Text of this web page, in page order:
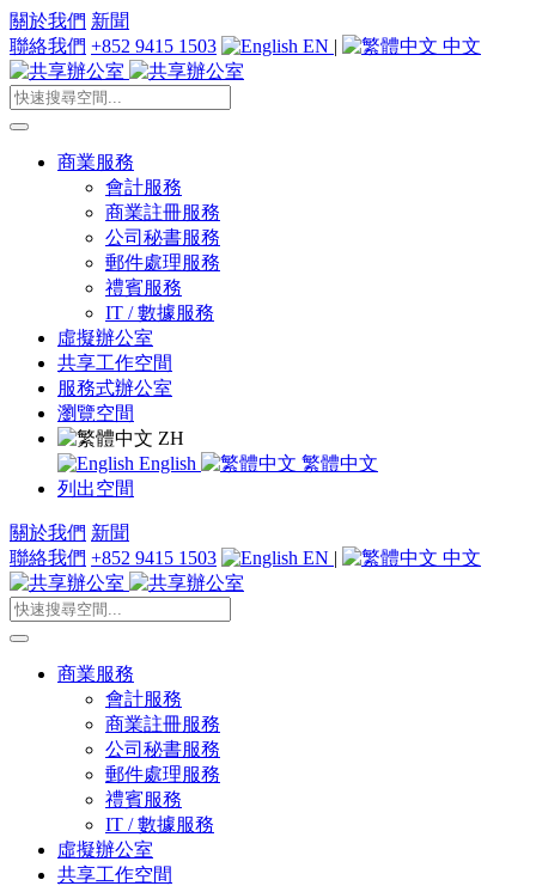
關於我們 新聞
聯絡我們 +852 9415 1503 EN | 中文
商業服務
會計服務
商業註冊服務
公司秘書服務
郵件處理服務
禮賓服務
IT / 數據服務
虛擬辦公室
共享工作空間
服務式辦公室
瀏覽空間
ZH
English
繁體中文
列出空間
關於我們 新聞
聯絡我們 +852 9415 1503 EN | 中文
商業服務
會計服務
商業註冊服務
公司秘書服務
郵件處理服務
禮賓服務
IT / 數據服務
虛擬辦公室
共享工作空間